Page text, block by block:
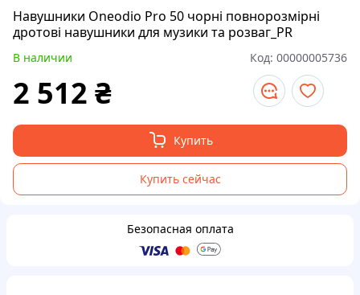
Навушники Oneodio Pro 50 чорні повнорозмірні
дротові навушники для музики та розваг_PR
В наличии Код: 00000005736
2 512 ₴
Купить
Купить сейчас
Безопасная оплата